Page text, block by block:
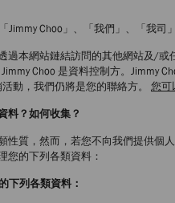
Jimmy Choo」、「我們」、「我
過本網站鏈結訪問的其他網站及/
Choo 是資料控制方。Jimmy
動，我們仍將是您的聯絡方。 您可
料？如何收集？
性質，然而，若您不向我們提供個
您的下列各類資料：
下列各類資料：